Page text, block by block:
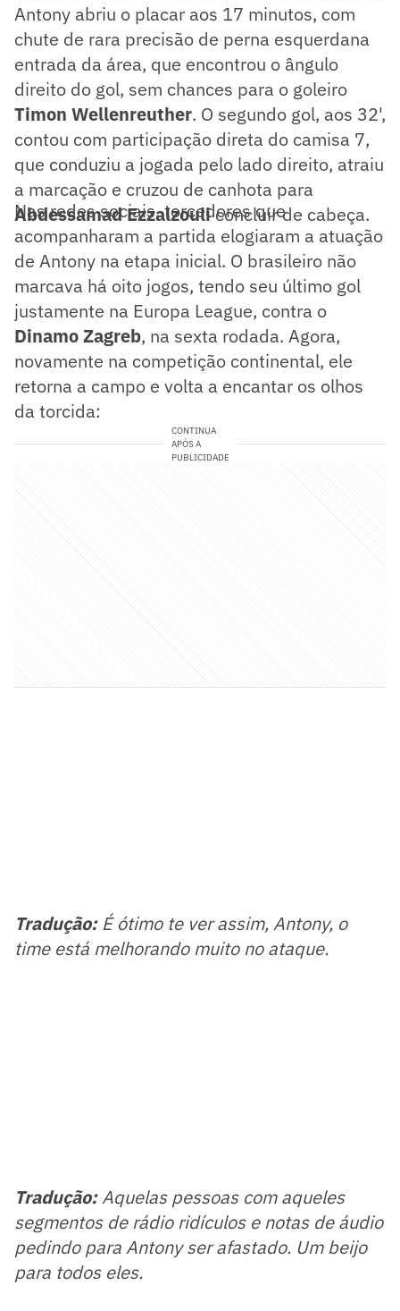
Antony abriu o placar aos 17 minutos, com
chute de rara precisão de perna esquerdana
entrada da área, que encontrou o ângulo
direito do gol, sem chances para o goleiro
Timon Wellenreuther. O segundo gol, aos 32',
contou com participação direta do camisa 7,
que conduziu a jogada pelo lado direito, atraiu
a marcação e cruzou de canhota para
Abdessamad Ezzalzouliconcluir de cabeça.
Nas redes sociais, torcedores que
acompanharam a partida elogiaram a atuação
de Antony na etapa inicial. O brasileiro não
marcava há oito jogos, tendo seu último gol
justamente na Europa League, contra o
Dinamo Zagreb, na sexta rodada. Agora,
novamente na competição continental, ele
retorna a campo e volta a encantar os olhos
da torcida:
CONTINUA
APÓS A
PUBLICIDADE
Tradução:É ótimo te ver assim, Antony, o
time está melhorando muito no ataque.
Tradução:Aquelas pessoas com aqueles
segmentos de rádio ridículos e notas de áudio
pedindo para Antony ser afastado. Um beijo
para todos eles.